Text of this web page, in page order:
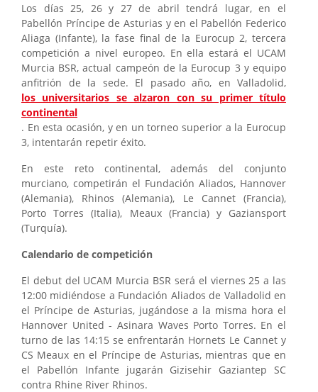
Los días 25, 26 y 27 de abril tendrá lugar, en el
Pabellón Príncipe de Asturias y en el Pabellón Federico
Aliaga (Infante), la fase final de la Eurocup 2, tercera
competición a nivel europeo. En ella estará el UCAM
Murcia BSR, actual campeón de la Eurocup 3 y equipo
anfitrión de la sede. El pasado año, en Valladolid,
los universitarios se alzaron con su primer título
continental
. En esta ocasión, y en un torneo superior a la Eurocup
3, intentarán repetir éxito.
En este reto continental, además del conjunto
murciano, competirán el Fundación Aliados, Hannover
(Alemania), Rhinos (Alemania), Le Cannet (Francia),
Porto Torres (Italia), Meaux (Francia) y Gaziansport
(Turquía).
Calendario de competición
El debut del UCAM Murcia BSR será el viernes 25 a las
12:00 midiéndose a Fundación Aliados de Valladolid en
el Príncipe de Asturias, jugándose a la misma hora el
Hannover United - Asinara Waves Porto Torres. En el
turno de las 14:15 se enfrentarán Hornets Le Cannet y
CS Meaux en el Príncipe de Asturias, mientras que en
el Pabellón Infante jugarán Gizisehir Gaziantep SC
contra Rhine River Rhinos.